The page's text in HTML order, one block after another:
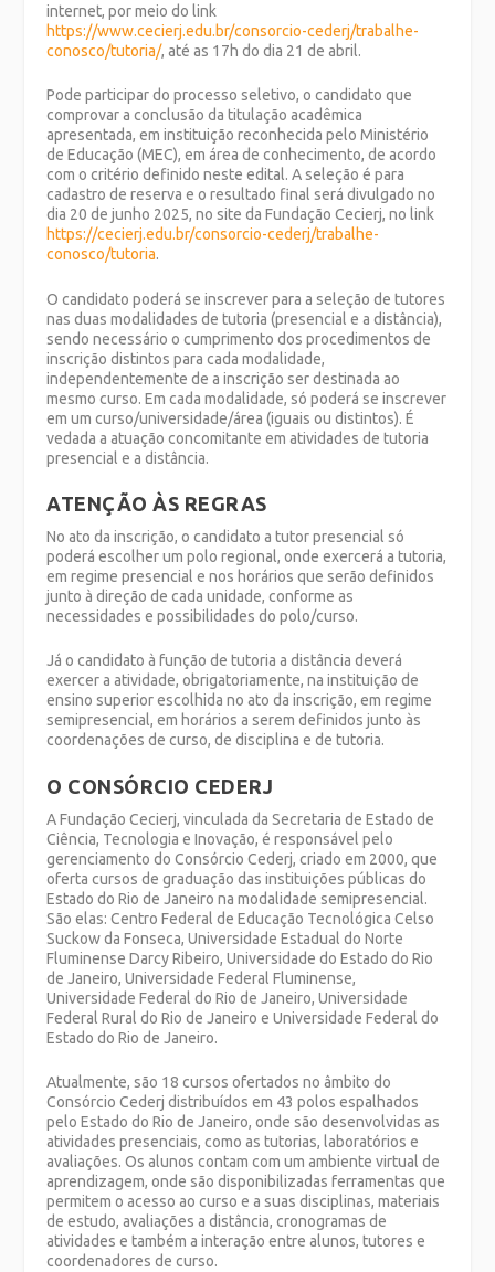
internet, por meio do link
https://www.cecierj.edu.br/consorcio-cederj/trabalhe-
conosco/tutoria/, até as 17h do dia 21 de abril.
Pode participar do processo seletivo, o candidato que
comprovar a conclusão da titulação acadêmica
apresentada, em instituição reconhecida pelo Ministério
de Educação (MEC), em área de conhecimento, de acordo
com o critério definido neste edital. A seleção é para
cadastro de reserva e o resultado final será divulgado no
dia 20 de junho 2025, no site da Fundação Cecierj, no link
https://cecierj.edu.br/consorcio-cederj/trabalhe-
conosco/tutoria.
O candidato poderá se inscrever para a seleção de tutores
nas duas modalidades de tutoria (presencial e a distância),
sendo necessário o cumprimento dos procedimentos de
inscrição distintos para cada modalidade,
independentemente de a inscrição ser destinada ao
mesmo curso. Em cada modalidade, só poderá se inscrever
em um curso/universidade/área (iguais ou distintos). É
vedada a atuação concomitante em atividades de tutoria
presencial e a distância.
ATENÇÃO ÀS REGRAS
No ato da inscrição, o candidato a tutor presencial só
poderá escolher um polo regional, onde exercerá a tutoria,
em regime presencial e nos horários que serão definidos
junto à direção de cada unidade, conforme as
necessidades e possibilidades do polo/curso.
Já o candidato à função de tutoria a distância deverá
exercer a atividade, obrigatoriamente, na instituição de
ensino superior escolhida no ato da inscrição, em regime
semipresencial, em horários a serem definidos junto às
coordenações de curso, de disciplina e de tutoria.
O CONSÓRCIO CEDERJ
A Fundação Cecierj, vinculada da Secretaria de Estado de
Ciência, Tecnologia e Inovação, é responsável pelo
gerenciamento do Consórcio Cederj, criado em 2000, que
oferta cursos de graduação das instituições públicas do
Estado do Rio de Janeiro na modalidade semipresencial.
São elas: Centro Federal de Educação Tecnológica Celso
Suckow da Fonseca, Universidade Estadual do Norte
Fluminense Darcy Ribeiro, Universidade do Estado do Rio
de Janeiro, Universidade Federal Fluminense,
Universidade Federal do Rio de Janeiro, Universidade
Federal Rural do Rio de Janeiro e Universidade Federal do
Estado do Rio de Janeiro.
Atualmente, são 18 cursos ofertados no âmbito do
Consórcio Cederj distribuídos em 43 polos espalhados
pelo Estado do Rio de Janeiro, onde são desenvolvidas as
atividades presenciais, como as tutorias, laboratórios e
avaliações. Os alunos contam com um ambiente virtual de
aprendizagem, onde são disponibilizadas ferramentas que
permitem o acesso ao curso e a suas disciplinas, materiais
de estudo, avaliações a distância, cronogramas de
atividades e também a interação entre alunos, tutores e
coordenadores de curso.